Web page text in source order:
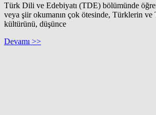
Türk Dili ve Edebiyatı (TDE) bölümünde
veya şiir okumanın çok ötesinde, Türklerin ve
kültürünü, düşünce
Devamı >>